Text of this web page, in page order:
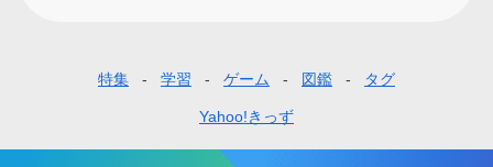
タ
特集 学習 ゲーム 図鑑 タグ
Yahoo!きっず